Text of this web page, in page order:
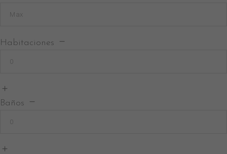
Habitaciones
Baños